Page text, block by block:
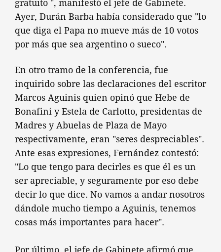
gratuito ", manifestó el jefe de Gabinete.
Ayer, Durán Barba había considerado que "lo
que diga el Papa no mueve más de 10 votos
por más que sea argentino o sueco".
En otro tramo de la conferencia, fue
inquirido sobre las declaraciones del escritor
Marcos Aguinis quien opinó que Hebe de
Bonafini y Estela de Carlotto, presidentas de
Madres y Abuelas de Plaza de Mayo
respectivamente, eran "seres despreciables".
Ante esas expresiones, Fernández contestó:
"Lo que tengo para decirles es que él es un
ser apreciable, y seguramente por eso debe
decir lo que dice. No vamos a andar nosotros
dándole mucho tiempo a Aguinis, tenemos
cosas más importantes para hacer".
Por último, el jefe de Gabinete afirmó que